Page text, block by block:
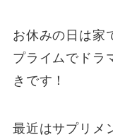
お休みの日は家
プライムでドラ
きです！
最近はサプリメ